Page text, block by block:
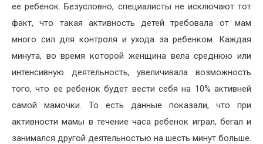
ее ребенок. Безусловно, специалисты не исключают тот
факт, что такая активность детей требовала от мам
много сил для контроля и ухода за ребенком. Каждая
минута, во время которой женщина вела среднюю или
интенсивную деятельность, увеличивала возможность
того, что ее ребенок будет вести себя на 10% активней
самой мамочки. То есть данные показали, что при
активности мамы в течение часа ребенок играл, бегал и
занимался другой деятельностью на шесть минут больше.